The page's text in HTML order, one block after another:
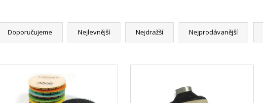
Doporučujeme Nejlevnější Nejdražší Nejprodávanější